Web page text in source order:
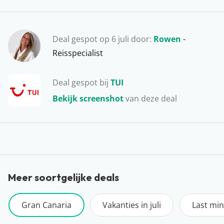
Deal gespot op 6 juli door: Rowen -
Reisspecialist
Deal gespot bij TUI
Bekijk screenshotvan deze deal
beroemde aardappeltjes met Mojo saus te bestellen.
Wij dromen er nog steeds van!
Meer soortgelijke deals
Gran Canaria Vakanties in juli Last